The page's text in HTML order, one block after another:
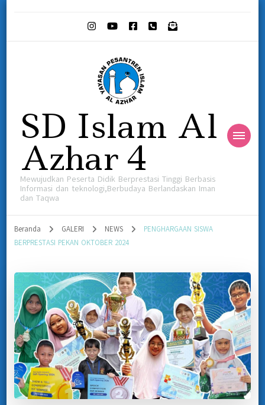
SD Islam Al
Azhar 4
Mewujudkan Peserta Didik Berprestasi Tinggi Berbasis
Informasi dan teknologi,Berbudaya Berlandaskan Iman
dan Taqwa
Beranda GALERI NEWS
PENGHARGAAN SISWA
BERPRESTASI PEKAN OKTOBER 2024